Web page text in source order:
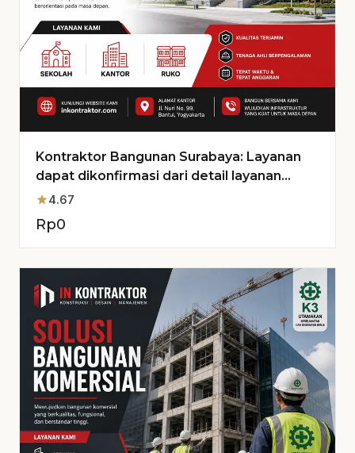
Kontraktor Bangunan Surabaya: Layanan
dapat dikonfirmasi dari detail layanan
untuk Proyek Anda
star4.67
Rp0